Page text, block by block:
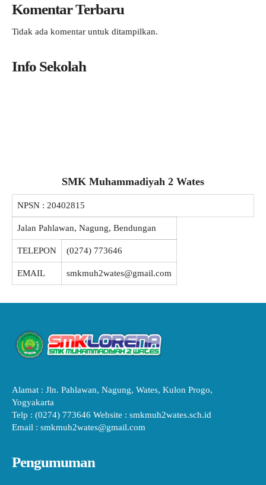
Komentar Terbaru
Tidak ada komentar untuk ditampilkan.
Info Sekolah
SMK Muhammadiyah 2 Wates
NPSN : 20402815
Jalan Pahlawan, Nagung, Bendungan
TELEPON (0274) 773646
EMAIL smkmuh2wates@gmail.com
Alamat : Jln. Pahlawan, Nagung, Wates, Kulon Progo,
Yogyakarta
Telp : (0274) 773646 Website : smkmuh2wates.sch.id
Email : smkmuh2wates@gmail.com
Pengumuman